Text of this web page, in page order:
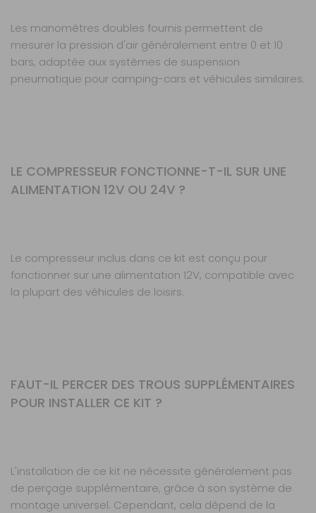
Les manomètres doubles fournis permettent de
mesurer la pression d'air généralement entre 0 et 10
bars, adaptée aux systèmes de suspension
pneumatique pour camping-cars et véhicules similaires.
LE COMPRESSEUR FONCTIONNE-T-IL SUR UNE
ALIMENTATION 12V OU 24V ?
Le compresseur inclus dans ce kit est conçu pour
fonctionner sur une alimentation 12V, compatible avec
la plupart des véhicules de loisirs.
FAUT-IL PERCER DES TROUS SUPPLÉMENTAIRES
POUR INSTALLER CE KIT ?
L'installation de ce kit ne nécessite généralement pas
de perçage supplémentaire, grâce à son système de
montage universel. Cependant, cela dépend de la